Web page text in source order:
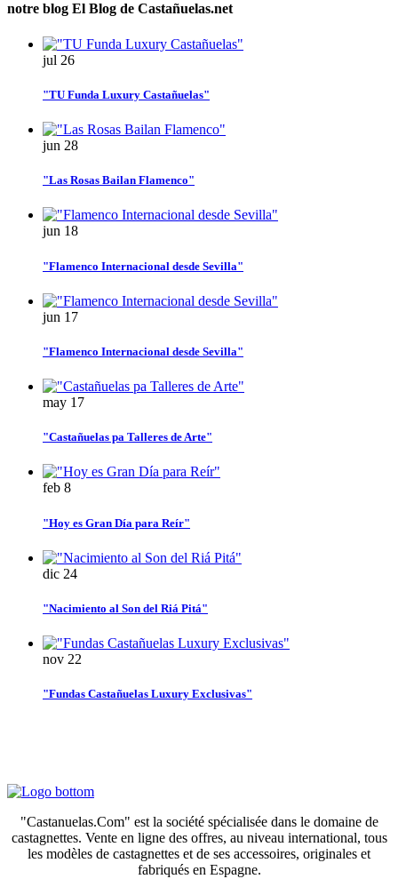
notre blog El Blog de Castañuelas.net
jul 26
"TU Funda Luxury Castañuelas"
jun 28
"Las Rosas Bailan Flamenco"
jun 18
"Flamenco Internacional desde Sevilla"
jun 17
"Flamenco Internacional desde Sevilla"
may 17
"Castañuelas pa Talleres de Arte"
feb 8
"Hoy es Gran Día para Reír"
dic 24
"Nacimiento al Son del Riá Pitá"
nov 22
"Fundas Castañuelas Luxury Exclusivas"
"Castanuelas.Com" est la société spécialisée dans le domaine de
castagnettes. Vente en ligne des offres, au niveau international, tous
les modèles de castagnettes et de ses accessoires, originales et
fabriqués en Espagne.